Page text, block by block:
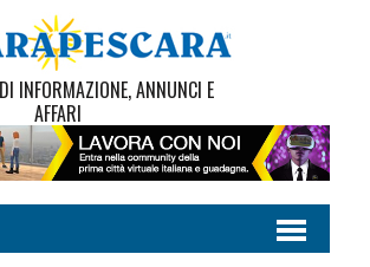
INFORMAZIONE, ANNUNCI E
AFFARI